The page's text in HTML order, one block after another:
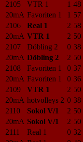
2105
VTR 1 1 48
20mA Favoriten 1 1 57
2106
Real 1 2 58
20mA VTR 1 2 50
2107
Döbling 2 0 38
20mA Döbling 2 2 50
2108
Favoriten 1 0 37
20mA Favoriten 1 0 36
2109
VTR 1 2 50
20mA hotvolleys 2 0 38
2110
Sokol V/1 2 50
20mA Sokol V/1 2 50
2111
Real 1 0 32